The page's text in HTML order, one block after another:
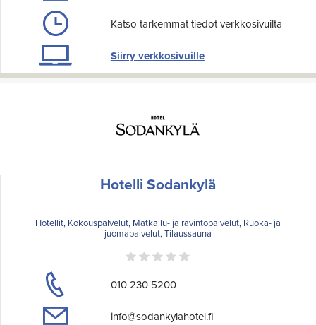
Katso tarkemmat tiedot verkkosivuilta
Siirry verkkosivuille
Hotelli Sodankylä
Hotellit, Kokouspalvelut, Matkailu- ja ravintopalvelut, Ruoka- ja
juomapalvelut, Tilaussauna
010 230 5200
info@sodankylahotel.fi